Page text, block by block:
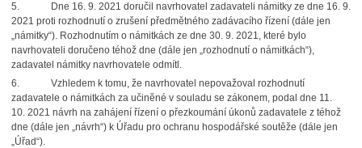
5. Dne 16. 9. 2021 doručil navrhovatel zadavateli námitky ze dne 16. 9.
2021 proti rozhodnutí o zrušení předmětného zadávacího řízení (dále jen
„námitky“). Rozhodnutím o námitkách ze dne 30. 9. 2021, které bylo
navrhovateli doručeno téhož dne (dále jen „rozhodnutí o námitkách“),
zadavatel námitky navrhovatele odmítl.
6. Vzhledem k tomu, že navrhovatel nepovažoval rozhodnutí
zadavatele o námitkách za učiněné v souladu se zákonem, podal dne 11.
10. 2021 návrh na zahájení řízení o přezkoumání úkonů zadavatele z téhož
dne (dále jen „návrh“) k Úřadu pro ochranu hospodářské soutěže (dále jen
„Úřad“).